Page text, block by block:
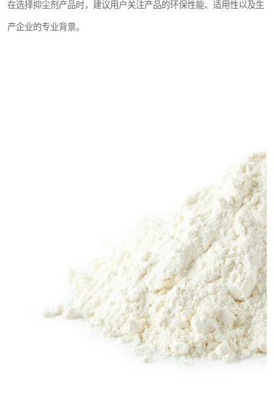
在选择抑尘剂产品时，建议用户关注产品的环保性能、适用性以及生
产企业的专业背景。